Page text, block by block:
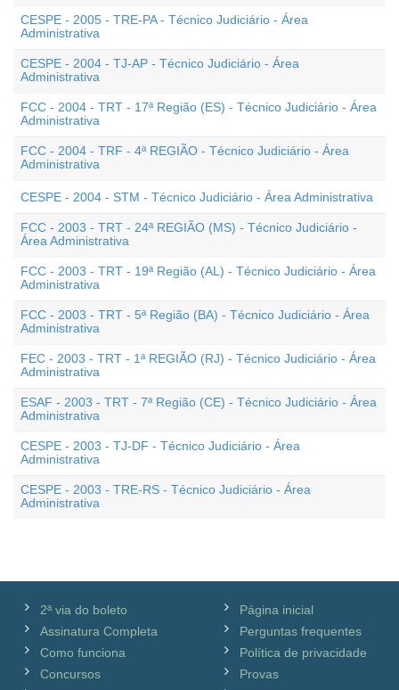
CESPE - 2005 - TRE-PA - Técnico Judiciário - Área
Administrativa
CESPE - 2004 - TJ-AP - Técnico Judiciário - Área
Administrativa
FCC - 2004 - TRT - 17ª Região (ES) - Técnico Judiciário - Área
Administrativa
FCC - 2004 - TRF - 4ª REGIÃO - Técnico Judiciário - Área
Administrativa
CESPE - 2004 - STM - Técnico Judiciário - Área Administrativa
FCC - 2003 - TRT - 24ª REGIÃO (MS) - Técnico Judiciário -
Área Administrativa
FCC - 2003 - TRT - 19ª Região (AL) - Técnico Judiciário - Área
Administrativa
FCC - 2003 - TRT - 5ª Região (BA) - Técnico Judiciário - Área
Administrativa
FEC - 2003 - TRT - 1ª REGIÃO (RJ) - Técnico Judiciário - Área
Administrativa
ESAF - 2003 - TRT - 7ª Região (CE) - Técnico Judiciário - Área
Administrativa
CESPE - 2003 - TJ-DF - Técnico Judiciário - Área
Administrativa
CESPE - 2003 - TRE-RS - Técnico Judiciário - Área
Administrativa
2ª via do boleto
Assinatura Completa
Como funciona
Concursos
Página inicial
Perguntas frequentes
Política de privacidade
Provas